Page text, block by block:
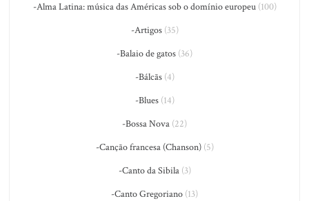
-Alma Latina: música das Américas sob o domínio europeu(100)
-Artigos(35)
-Balaio de gatos (36)
-Bálcãs(4)
-Blues(14)
-Bossa Nova (22)
-Canção francesa (Chanson)(5)
-Canto da Sibila(3)
-Canto Gregoriano (13)